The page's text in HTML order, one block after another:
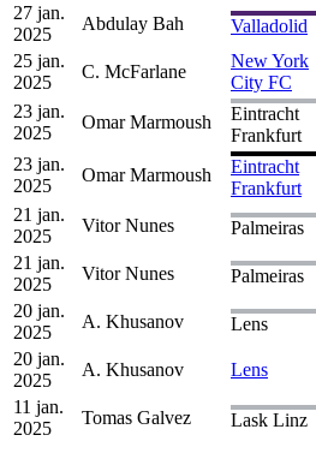
27 jan.
2025
Abdulay Bah Valladolid
25 jan.
2025
C. McFarlane
New York
City FC
23 jan.
2025
Omar Marmoush
Eintracht
Frankfurt
23 jan.
2025
Omar Marmoush
Eintracht
Frankfurt
21 jan.
2025
Vitor Nunes Palmeiras
21 jan.
2025
Vitor Nunes Palmeiras
20 jan.
2025
A. Khusanov Lens
20 jan.
2025
A. Khusanov Lens
11 jan.
2025
Tomas Galvez Lask Linz